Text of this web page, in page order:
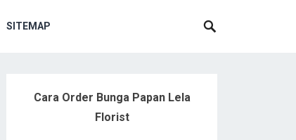
SITEMAP
Cara Order Bunga Papan Lela
Florist